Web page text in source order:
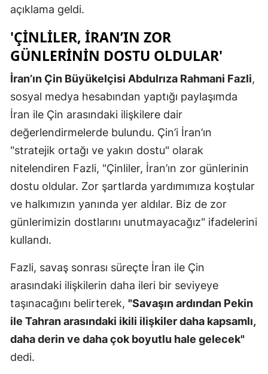
Hakkari
Mersin
İstanbul
Kırşehir
açıklama geldi.
'ÇINLILER, İRAN’IN ZOR
GÜNLERININ DOSTU OLDULAR'
İran’ın Çin Büyükelçisi Abdulrıza Rahmani Fazli,
sosyal medya hesabından yaptığı paylaşımda
İran ile Çin arasındaki ilişkilere dair
değerlendirmelerde bulundu. Çin’i İran’ın
"stratejik ortağı ve yakın dostu" olarak
nitelendiren Fazli, "Çinliler, İran’ın zor günlerinin
dostu oldular. Zor şartlarda yardımımıza koştular
ve halkımızın yanında yer aldılar. Biz de zor
günlerimizin dostlarını unutmayacağız" ifadelerini
kullandı.
Fazli, savaş sonrası süreçte İran ile Çin
arasındaki ilişkilerin daha ileri bir seviyeye
taşınacağını belirterek, "Savaşın ardından Pekin
ile Tahran arasındaki ikili ilişkiler daha kapsamlı,
daha derin ve daha çok boyutlu hale gelecek"
dedi.